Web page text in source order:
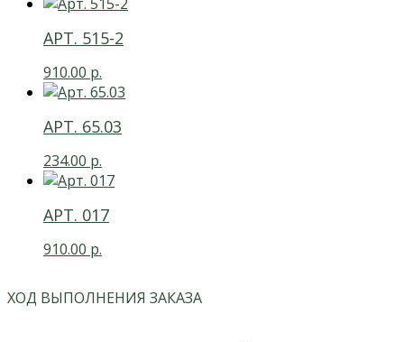
АРТ. 515-2
910.00 р.
АРТ. 65.03
234.00 р.
АРТ. 017
910.00 р.
ХОД ВЫПОЛНЕНИЯ ЗАКАЗА